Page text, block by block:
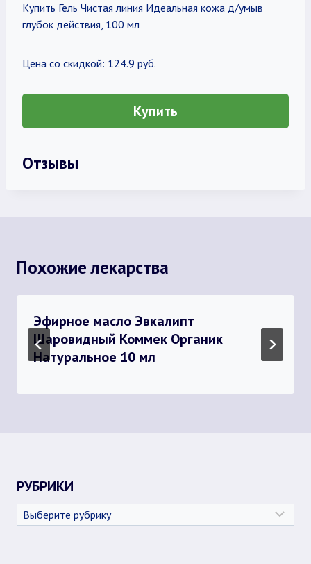
Купить Гель Чистая линия Идеальная кожа д/умыв
глубок действия, 100 мл
Цена со скидкой: 124.9 руб.
Купить
Отзывы
Похожие лекарства
Эфирное масло Эвкалипт
Шаровидный Коммек Органик
Натуральное 10 мл
РУБРИКИ
Рубрики